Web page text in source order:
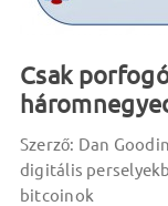
Csak
Szerző: Dan
digitális
bitcoinok